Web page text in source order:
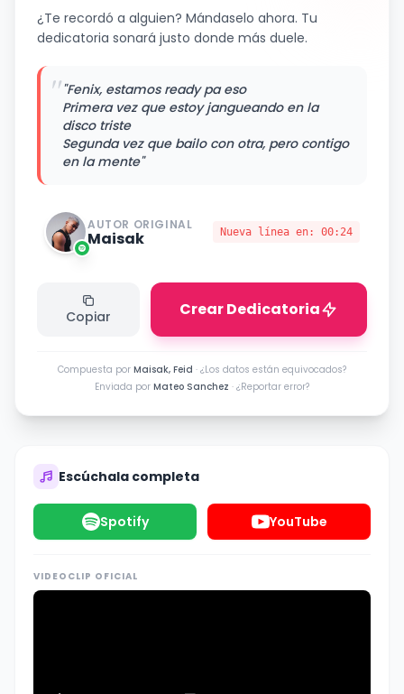
¿Te recordó a alguien? Mándaselo ahora. Tu
dedicatoria sonará justo donde más duele.
""Fenix, estamos ready pa eso
Primera vez que estoy jangueando en la
disco triste
Segunda vez que bailo con otra, pero contigo
en la mente"
AUTOR ORIGINAL
Maisak Nueva línea en: 00:24
Copiar Crear Dedicatoria
Compuesta por Maisak, Feid · ¿Los datos están equivocados?
Enviada por Mateo Sanchez · ¿Reportar error?
Escúchala completa
Spotify YouTube
VIDEOCLIP OFICIAL